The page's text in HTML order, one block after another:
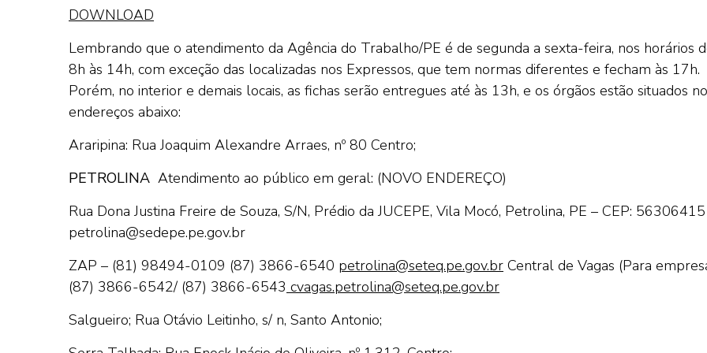
DOWNLOAD
Lembrando que o atendimento da Agência do Trabalho/PE é de segunda a sexta-feira, nos horários
8h às 14h, com exceção das localizadas nos Expressos, que tem normas diferentes e fecham às 17h.
Porém, no interior e demais locais, as fichas serão entregues até às 13h, e os órgãos estão situados
endereços abaixo:
Araripina: Rua Joaquim Alexandre Arraes, nº 80 Centro;
PETROLINA Atendimento ao público em geral: (NOVO ENDEREÇO)
Rua Dona Justina Freire de Souza, S/N, Prédio da JUCEPE, Vila Mocó, Petrolina, PE – CEP: 56306415
petrolina@sedepe.pe.gov.br
ZAP – (81) 98494-0109 (87) 3866-6540 petrolina@seteq.pe.gov.br Central de Vagas (Para
(87) 3866-6542/ (87) 3866-6543 cvagas.petrolina@seteq.pe.gov.br
Salgueiro; Rua Otávio Leitinho, s/ n, Santo Antonio;